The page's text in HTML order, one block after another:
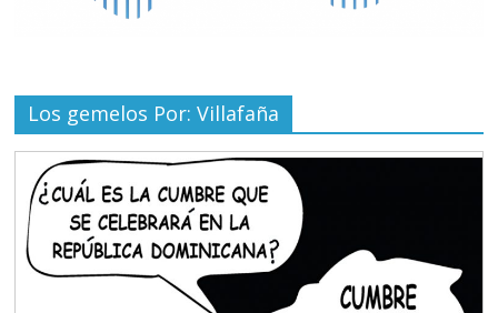
Los gemelos Por: Villafaña